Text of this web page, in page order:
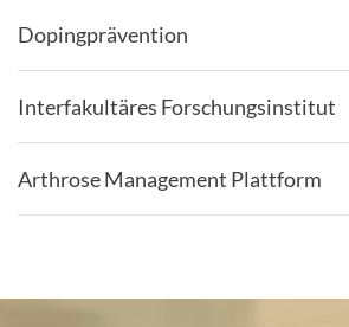
Dopingprävention
Interfakultäres Forschungsinstitut
Arthrose Management Plattform